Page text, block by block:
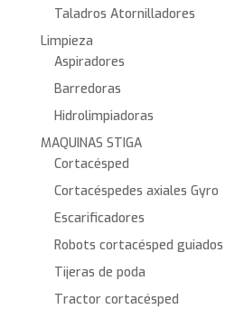
Taladros Atornilladores
Limpieza
Aspiradores
Barredoras
Hidrolimpiadoras
MAQUINAS STIGA
Cortacésped
Cortacéspedes axiales Gyro
Escarificadores
Robots cortacésped
Tijeras de poda
Tractor cortacésped